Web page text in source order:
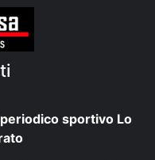
sportivo Lo